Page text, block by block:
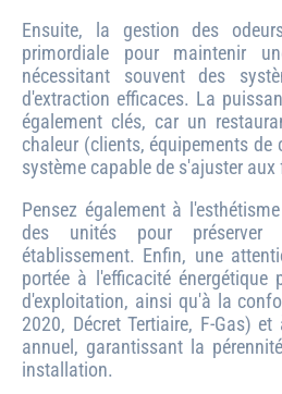
Ensuite, la gestion des
primordiale pour maintenir
nécessitant souvent des
d'extraction efficaces. La
également clés, car un
chaleur (clients, équipements de
système capable de s'ajuster
Pensez également à
des unités pour
établissement. Enfin, une
portée à l'efficacité
d'exploitation, ainsi qu'à la
2020, Décret Tertiaire, F-Gas)
annuel, garantissant la
installation.